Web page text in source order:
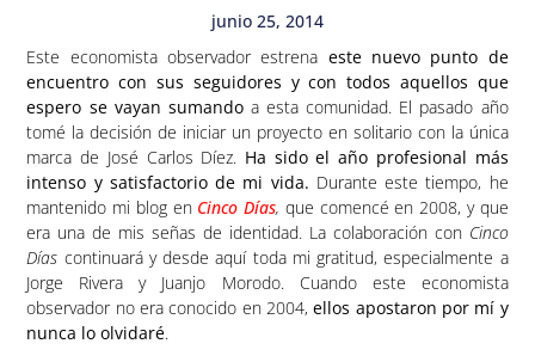
junio 25, 2014
Este economista observador estrena este nuevo punto de
encuentro con sus seguidores y con todos aquellos que
espero se vayan sumandoa esta comunidad. El pasado año
tomé la decisión de iniciar un proyecto en solitario con la única
marca de José Carlos Díez. Ha sido el año profesional más
intenso y satisfactorio de mi vida. Durante este tiempo, he
mantenido mi blog en Cinco Días, que comencé en 2008, y que
era una de mis señas de identidad. La colaboración con Cinco
Días continuará y desde aquí toda mi gratitud, especialmente a
Jorge Rivera y Juanjo Morodo. Cuando este economista
observador no era conocido en 2004,ellos apostaron por mí y
nunca lo olvidaré.